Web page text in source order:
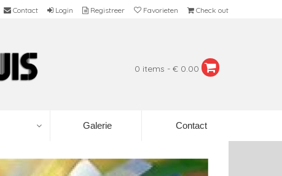
Contact Login Registreer Favorieten Check out
0 items - € 0.00
Galerie Contact